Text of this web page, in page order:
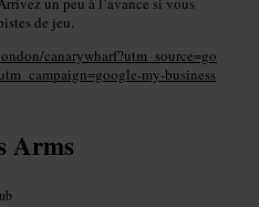
de jeu.
canarywharf?utm_source=go
my-business
Arms